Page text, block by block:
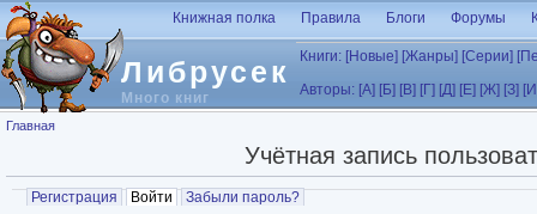
Перейти к основному содержанию
Либрусек
Много книг
Книжная полка Правила Блоги Форумы
Книги: [Новые] [Жанры] [Серии]
Авторы: [А] [Б] [В] [Г] [Д] [Е] [Ж] [З]
Вы здесь
Главная
Учётная запись
Главные вкладки
Регистрация Войти (активная вкладка)
Забыли пароль?